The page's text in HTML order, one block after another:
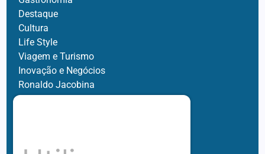
Destaque
Cultura
Life Style
Viagem e Turismo
Inovação e Negócios
Ronaldo Jacobina
Agro